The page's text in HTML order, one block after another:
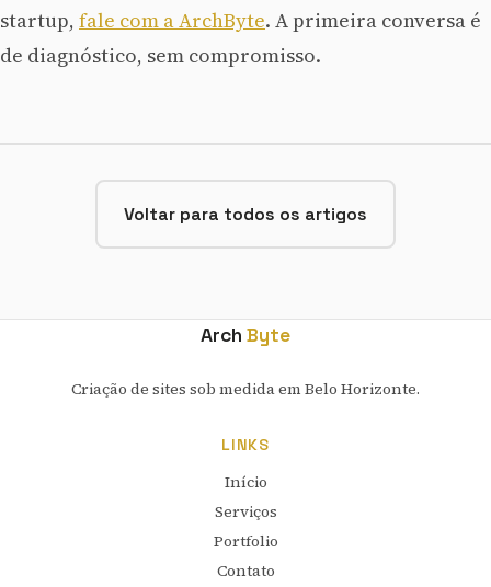
startup, fale com a ArchByte. A primeira conversa é
de diagnóstico, sem compromisso.
Voltar para todos os artigos
Arch Byte
Criação de sites sob medida em Belo Horizonte.
LINKS
Início
Serviços
Portfolio
Contato